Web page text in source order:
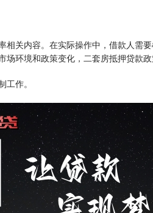
关内容。在实际操作中，借款人需
环境和政策变化，二套房抵押贷款政
作。